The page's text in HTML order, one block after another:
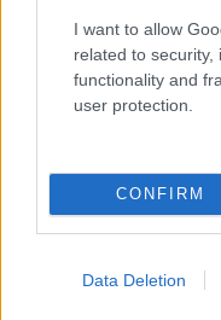
I want to allow
related to security,
functionality and
user protection.
CONFIRM
Data Deletion